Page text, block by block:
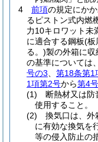
4
前項の規定にか
るピストン式内燃
力10キロワット未
に適合する鋼板(板
る。)製の外箱に
の基準については、
号の3
第18条第1
1項第2号から第4号
(1)
断熱材又は防
使用すること。
(2)
換気口は、外
に有効な換気を
等の侵入防止の